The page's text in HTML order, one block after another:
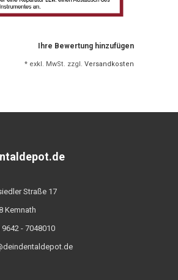
Ihre Bewertung hinzufügen
* exkl. MwSt. zzgl. Versandkosten
Straße 17
Kemnath
- 7048010